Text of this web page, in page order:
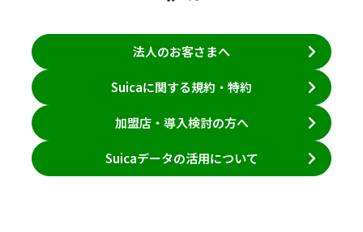
法人のお客さまへ
Suicaに関する規約・特約
加盟店・導入検討の方へ
Suicaデータの活用について